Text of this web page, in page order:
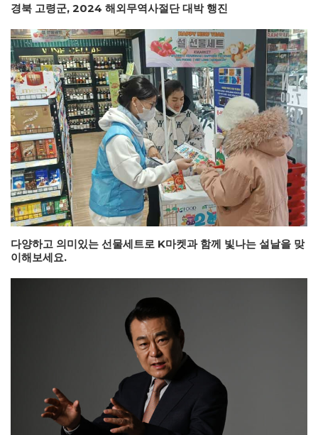
경북 고령군, 2024 해외무역사절단 대박 행진
다양하고 의미있는 선물세트로 K마켓과 함께 빛나는 설날을 맞
이해보세요.